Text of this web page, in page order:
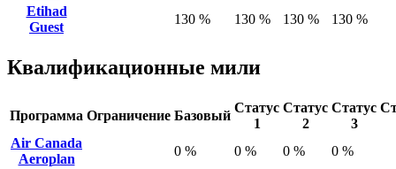
Etihad
Guest
130 % 130 % 130 % 130 %
Квалификационные мили
Программа Ограничение Базовый
Статус
1
Статус
2
Статус
3
Air Canada
Aeroplan
0 % 0 % 0 %
0 %